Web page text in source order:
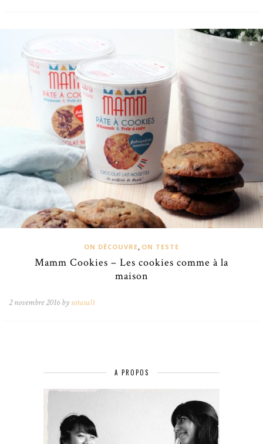
ON DÉCOUVRE, ON TESTE
Mamm Cookies – Les cookies comme à la
maison
2 novembre 2016 bysotasalt
A PROPOS